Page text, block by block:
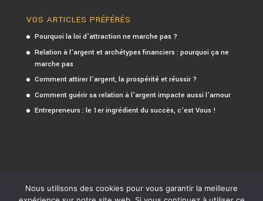
VOS ARTICLES PRÉFÉRÉS
Pourquoi la loi d’attraction ne marche pas ?
Relation à l’argent et archétypes financiers : pourquoi ça ne
marche pas
Comment attirer l’argent, la prospérité et réussir ?
Comment guérir sa relation à l’argent impacte aussi l’amour
Entrepreneurs : le 1er ingrédient du succès, c’est Vous !
Nous utilisons des cookies pour vous garantir la meilleure